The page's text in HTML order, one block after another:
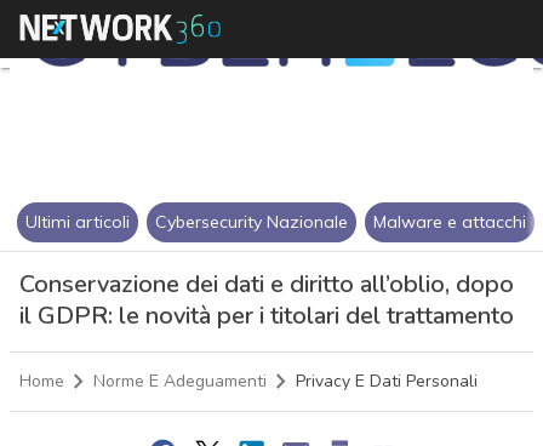
Ultimi articoli Cybersecurity Nazionale Malware e attacchi
Conservazione dei dati e diritto all’oblio, dopo
il GDPR: le novità per i titolari del trattamento
Home Norme E Adeguamenti Privacy E Dati Personali